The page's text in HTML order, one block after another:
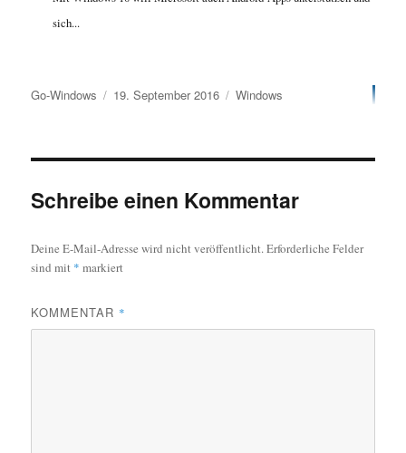
sich...
Autor
Go-Windows
Veröffentlicht
19. September 2016 Kategorien
Windows
Schreibe einen Kommentar
Deine E-Mail-Adresse wird nicht veröffentlicht.Erforderliche Felder
sind mit * markiert
KOMMENTAR *